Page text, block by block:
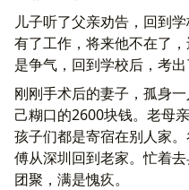
儿子听了父亲劝告，回到
有了工作，将来他不在了
是争气，回到学校后，考出
刚刚手术后的妻子，孤身
己糊口的2600块钱。老母
孩子们都是寄宿在别人家
傅从深圳回到老家。忙着
团聚，满是愧疚。